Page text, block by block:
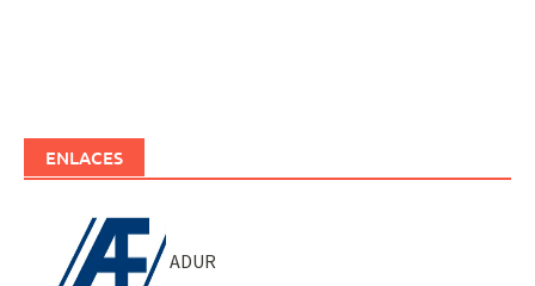
ENLACES
ADUR